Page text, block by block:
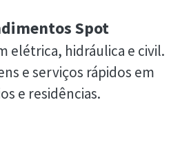
Spot
elétrica, hidráulica e civil.
e serviços rápidos em
e residências.